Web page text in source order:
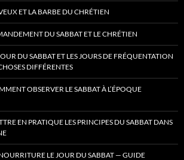
ET LA BARBE DU CHRÉTIEN
DU SABBAT ET LE CHRÉTIEN
DU SABBAT ET LES JOURS DE FRÉQUENTATION
DIFFÉRENTES
OBSERVER LE SABBAT À L’ÉPOQUE
EN PRATIQUE LES PRINCIPES DU SABBAT DANS
LE JOUR DU SABBAT — GUIDE